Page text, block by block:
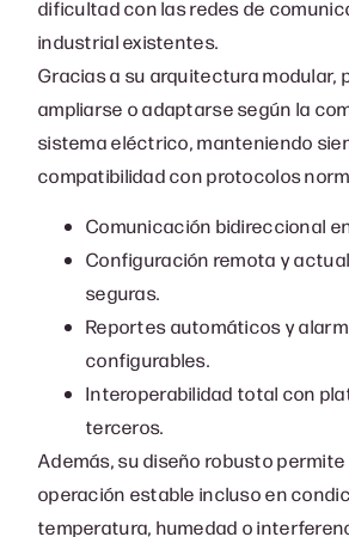
dificultad con las redes de
industrial existentes.
Gracias a su arquitectura modular,
ampliarse o adaptarse según la
sistema eléctrico, manteniendo
compatibilidad con protocolos
Comunicación bidireccional
Configuración remota y
seguras.
Reportes automáticos y
configurables.
Interoperabilidad total con
terceros.
Además, su diseño robusto permite
operación estable incluso en
temperatura, humedad o